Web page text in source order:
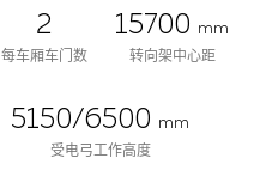
2
每车厢车门数
15700 mm
转向架中心距
5150/6500 mm
受电弓工作高度